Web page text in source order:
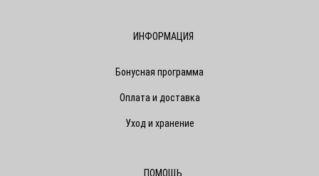
ИНФОРМАЦИЯ
Бонусная программа
Оплата и доставка
Уход и хранение
ПОМОЩЬ